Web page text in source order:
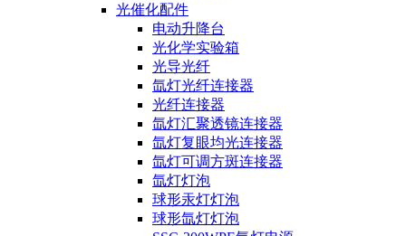
光催化配件
电动升降台
光化学实验箱
光导光纤
氙灯光纤连接器
光纤连接器
氙灯汇聚透镜连接器
氙灯复眼均光连接器
氙灯可调方斑连接器
氙灯灯泡
球形汞灯灯泡
球形氙灯灯泡